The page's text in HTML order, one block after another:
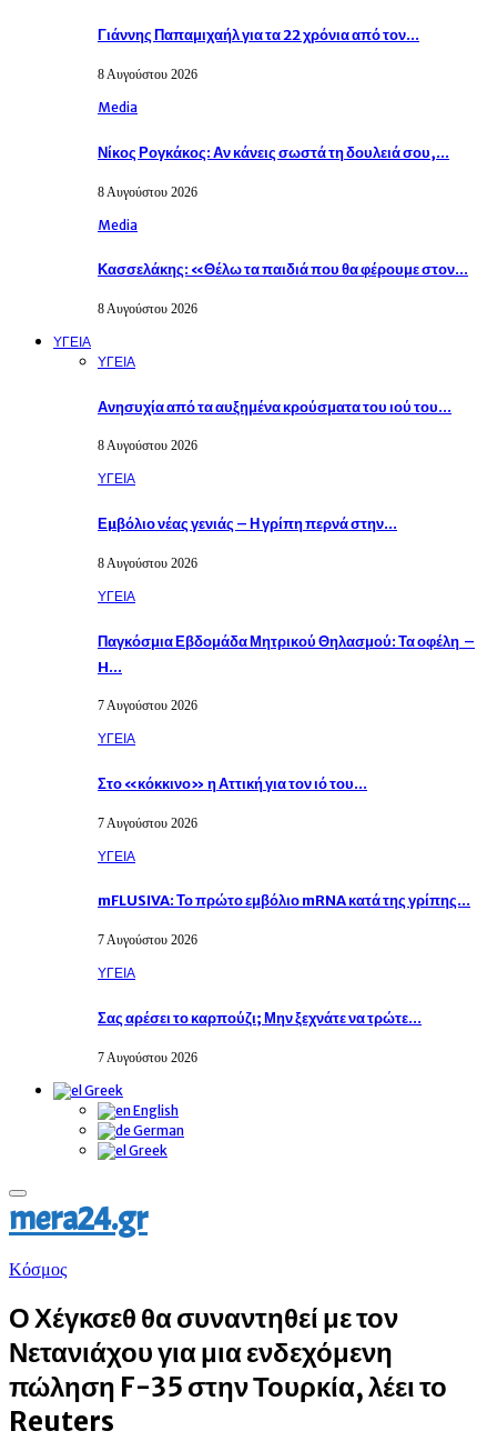
Γιάννης Παπαμιχαήλ για τα 22 χρόνια από τον…
8 Αυγούστου 2026
Media
Νίκος Ρογκάκος: Αν κάνεις σωστά τη δουλειά σου,…
8 Αυγούστου 2026
Media
Κασσελάκης: «Θέλω τα παιδιά που θα φέρουμε στον…
8 Αυγούστου 2026
ΥΓΕΙΑ
ΥΓΕΙΑ
Ανησυχία από τα αυξημένα κρούσματα του ιού του…
8 Αυγούστου 2026
ΥΓΕΙΑ
Εµβόλιο νέας γενιάς – Η γρίπη περνά στην…
8 Αυγούστου 2026
ΥΓΕΙΑ
Παγκόσμια Εβδομάδα Μητρικού Θηλασμού: Τα οφέλη –
H…
7 Αυγούστου 2026
ΥΓΕΙΑ
Στο «κόκκινο» η Αττική για τον ιό του…
7 Αυγούστου 2026
ΥΓΕΙΑ
mFLUSIVA: Το πρώτο εμβόλιο mRNA κατά της γρίπης…
7 Αυγούστου 2026
ΥΓΕΙΑ
Σας αρέσει το καρπούζι; Μην ξεχνάτε να τρώτε…
7 Αυγούστου 2026
Greek
English
German
Greek
Primary
Menu
mera24.gr
Κόσμος
Ο Χέγκσεθ θα συναντηθεί με τον
Νετανιάχου για μια ενδεχόμενη
πώληση F-35 στην Τουρκία, λέει το
Reuters